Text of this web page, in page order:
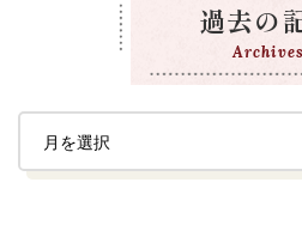
過去の
Archives